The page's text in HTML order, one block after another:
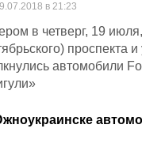
в 21:23
в четверг, 19
проспекта
автомобили